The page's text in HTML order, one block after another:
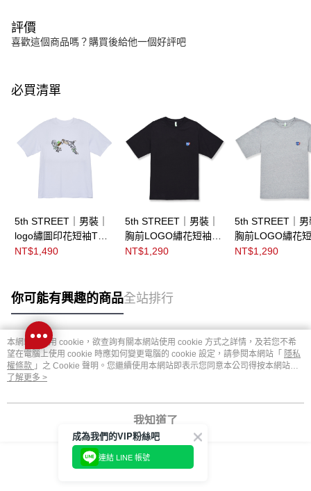
評價
喜歡這個商品嗎？購買後給他一個好評吧
必買清單
5th STREET｜男裝｜
logo繡圖印花短袖T恤
｜白色
NT$1,490
5th STREET｜男裝｜
胸前LOGO繡花短袖T
恤｜黑色
NT$1,290
5th STREET｜男
胸前LOGO繡花
恤｜灰色
NT$1,290
你可能有興趣的商品全站排行
熱門標籤
本網站中使用 cookie，欲查詢有關本網站使用 cookie 方式之詳情，及若您不希
望在電腦上使用 cookie 時應如何變更電腦的 cookie 設定，請參閱本網站「 隱私
權條款 」之 Cookie 聲明。您繼續使用本網站即表示您同意本公司得按本網站使
用條款之 Cookie 聲明使用 cookie。
了解更多 >
我知道了
成為我們的VIP粉絲吧
連結 LINE 帳號